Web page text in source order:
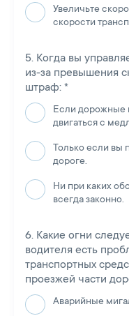
Увеличьте
скорости
Когда вы
из-за превышения
штраф: *
Если дорожные
двигаться с
Только если вы
дороге.
Ни при каких
всегда законно.
Какие огни
водителя есть
транспортных
проезжей части
Аварийные